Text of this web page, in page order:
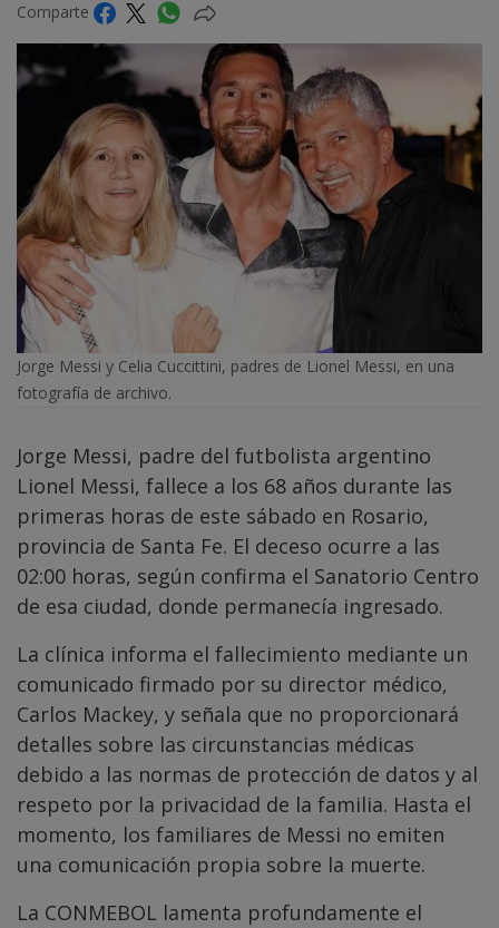
Comparte
Jorge Messi y Celia Cuccittini, padres de Lionel Messi, en una
fotografía de archivo.
Jorge Messi, padre del futbolista argentino
Lionel Messi, fallece a los 68 años durante las
primeras horas de este sábado en Rosario,
provincia de Santa Fe. El deceso ocurre a las
02:00 horas, según confirma el Sanatorio Centro
de esa ciudad, donde permanecía ingresado.
La clínica informa el fallecimiento mediante un
comunicado firmado por su director médico,
Carlos Mackey, y señala que no proporcionará
detalles sobre las circunstancias médicas
debido a las normas de protección de datos y al
respeto por la privacidad de la familia. Hasta el
momento, los familiares de Messi no emiten
una comunicación propia sobre la muerte.
La CONMEBOL lamenta profundamente el